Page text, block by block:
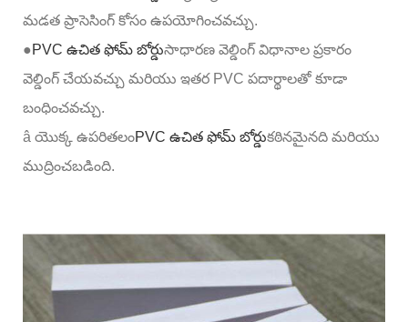
మడత ప్రాసెసింగ్ కోసం ఉపయోగించవచ్చు.
●PVC ఉచిత ఫోమ్ బోర్డుసాధారణ వెల్డింగ్ విధానాల ప్రకారం
వెల్డింగ్ చేయవచ్చు మరియు ఇతర PVC పదార్థాలతో కూడా
బంధించవచ్చు.
â యొక్క ఉపరితలంPVC ఉచిత ఫోమ్ బోర్డుకఠినమైనది మరియు
ముద్రించబడింది.